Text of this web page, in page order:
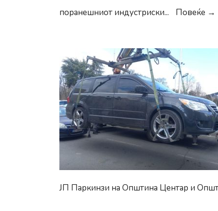
поранешниот индустриски... Повеќе →
ЈП Паркинзи на Општина Центар и